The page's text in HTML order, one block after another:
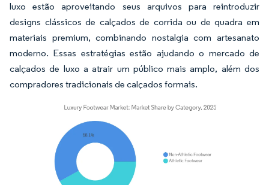
luxo estão aproveitando seus arquivos para reintroduzir
designs clássicos de calçados de corrida ou de quadra em
materiais premium, combinando nostalgia com artesanato
moderno. Essas estratégias estão ajudando o mercado de
calçados de luxo a atrair um público mais amplo, além dos
compradores tradicionais de calçados formais.